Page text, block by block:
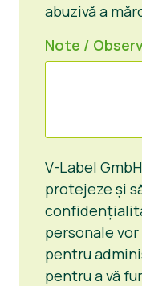
abuzivă a
Note /
V-Label
protejeze și
personale
pentru
pentru a vă